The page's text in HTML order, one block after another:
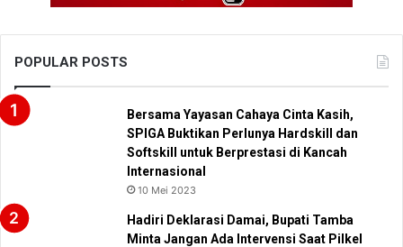
POPULAR POSTS
Bersama Yayasan Cahaya Cinta Kasih,
SPIGA Buktikan Perlunya Hardskill dan
Softskill untuk Berprestasi di Kancah
Internasional
10 Mei 2023
Hadiri Deklarasi Damai, Bupati Tamba
Minta Jangan Ada Intervensi Saat Pilkel